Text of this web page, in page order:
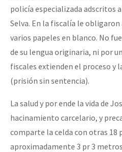
policía especializada adscritos
Selva. En la fiscalía le
varios papeles en blanco. No
de su lengua originaria, ni por
fiscales extienden el proceso y
(prisión sin sentencia).
La salud y por ende la vida de
hacinamiento carcelario, y
comparte la celda con otras 18
aproximadamente 3 pr 3